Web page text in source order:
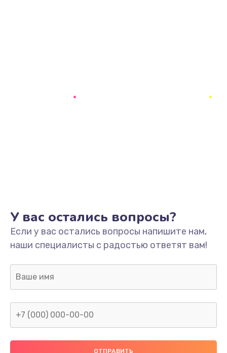
У вас остались вопросы?
Если у вас остались вопросы напишите нам,
наши специалисты с радостью ответят вам!